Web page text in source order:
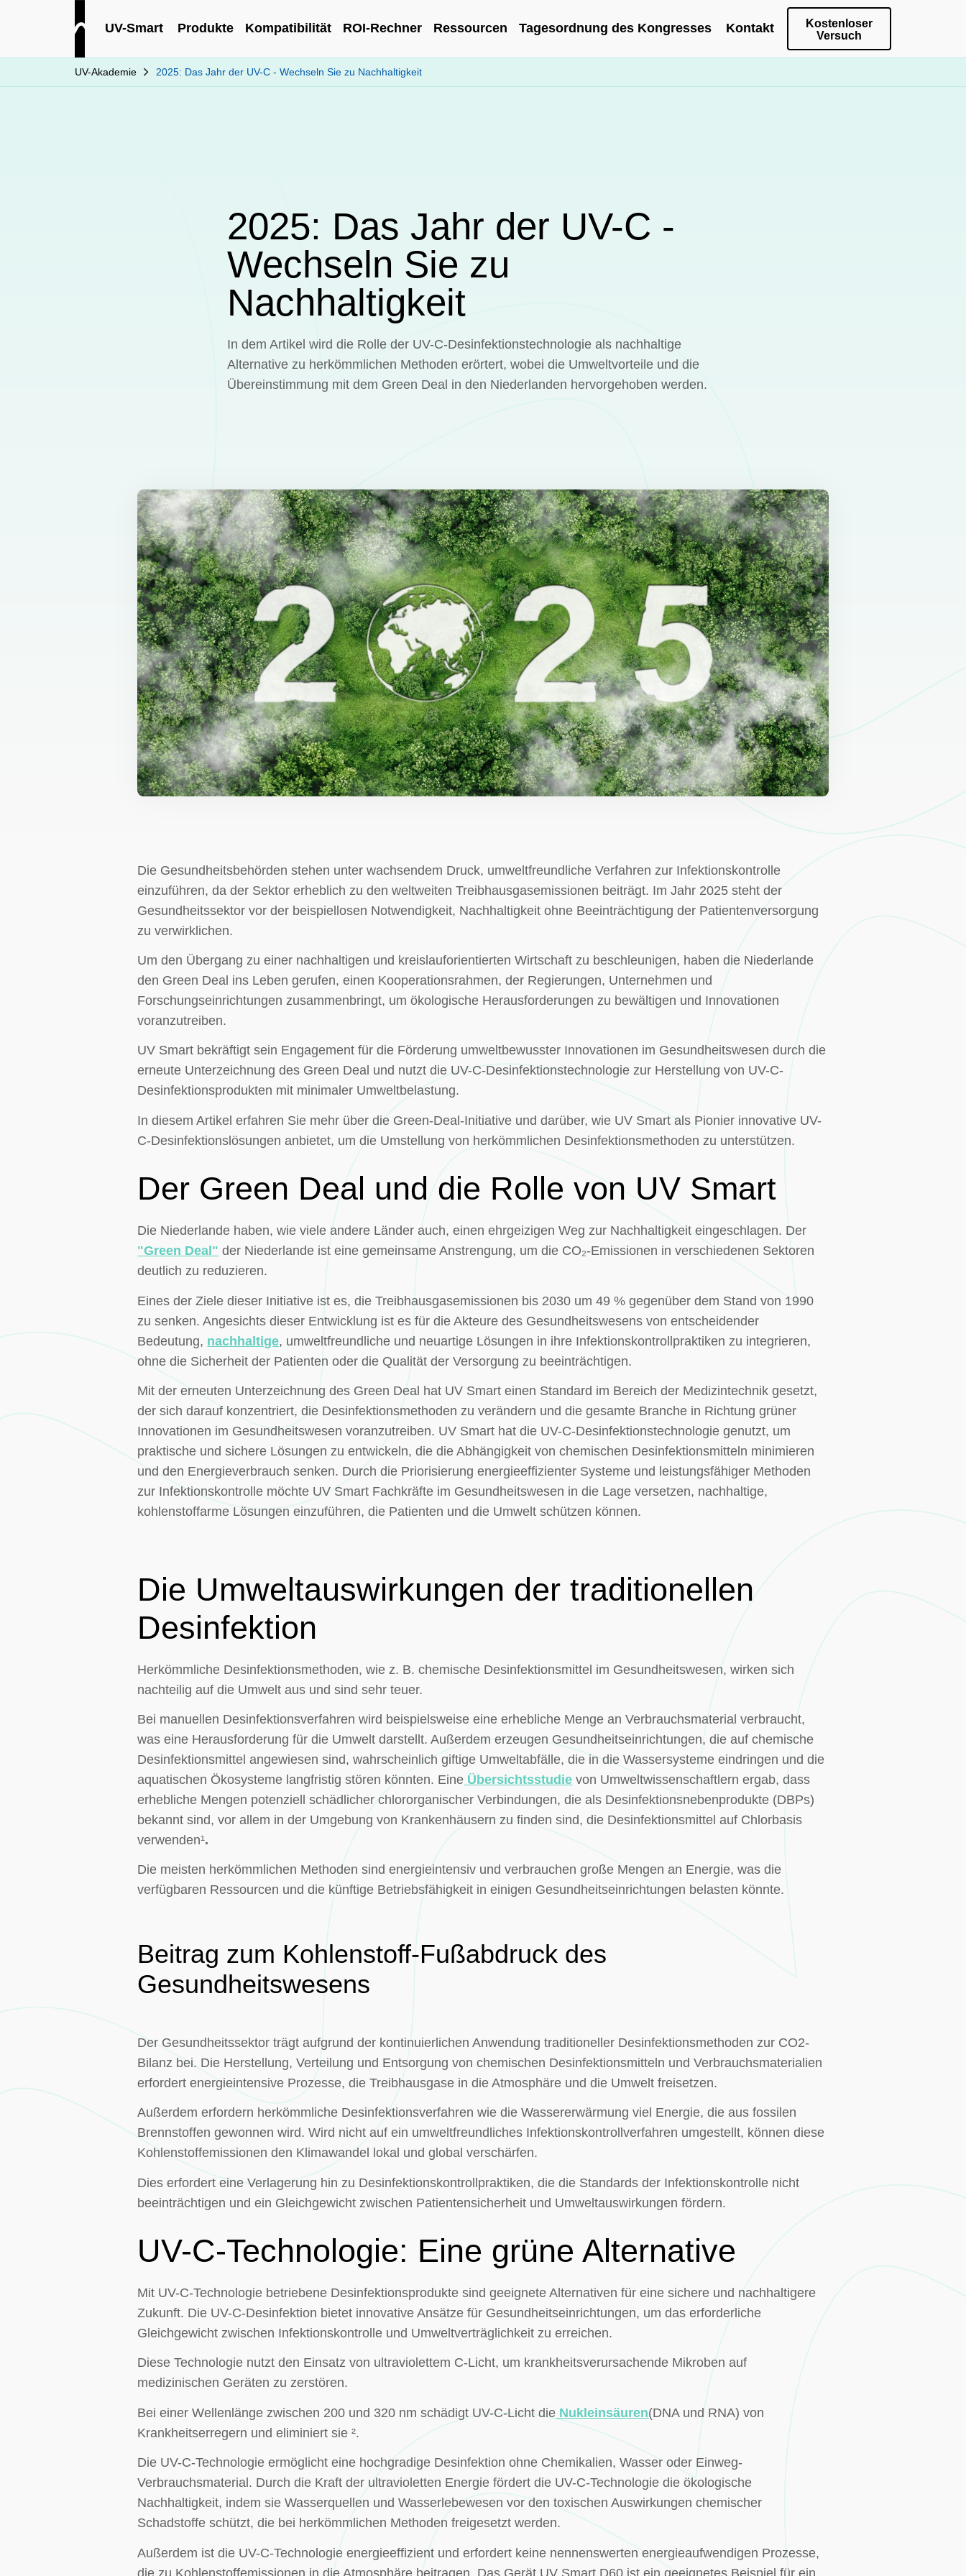
UV-Smart Produkte Kompatibilität ROI-Rechner Ressourcen Tagesordnung des Kongresses Kontakt
Kostenloser
Versuch
UV-Akademie 2025: Das Jahr der UV-C - Wechseln Sie zu Nachhaltigkeit
2025: Das Jahr der UV-C -
Wechseln Sie zu
Nachhaltigkeit
In dem Artikel wird die Rolle der UV-C-Desinfektionstechnologie als nachhaltige
Alternative zu herkömmlichen Methoden erörtert, wobei die Umweltvorteile und die
Übereinstimmung mit dem Green Deal in den Niederlanden hervorgehoben werden.
Die Gesundheitsbehörden stehen unter wachsendem Druck, umweltfreundliche Verfahren zur Infektionskontrolle
einzuführen, da der Sektor erheblich zu den weltweiten Treibhausgasemissionen beiträgt. Im Jahr 2025 steht der
Gesundheitssektor vor der beispiellosen Notwendigkeit, Nachhaltigkeit ohne Beeinträchtigung der Patientenversorgung
zu verwirklichen.
Um den Übergang zu einer nachhaltigen und kreislauforientierten Wirtschaft zu beschleunigen, haben die Niederlande
den Green Deal ins Leben gerufen, einen Kooperationsrahmen, der Regierungen, Unternehmen und
Forschungseinrichtungen zusammenbringt, um ökologische Herausforderungen zu bewältigen und Innovationen
voranzutreiben.
UV Smart bekräftigt sein Engagement für die Förderung umweltbewusster Innovationen im Gesundheitswesen durch die
erneute Unterzeichnung des Green Deal und nutzt die UV-C-Desinfektionstechnologie zur Herstellung von UV-C-
Desinfektionsprodukten mit minimaler Umweltbelastung.
In diesem Artikel erfahren Sie mehr über die Green-Deal-Initiative und darüber, wie UV Smart als Pionier innovative UV-
C-Desinfektionslösungen anbietet, um die Umstellung von herkömmlichen Desinfektionsmethoden zu unterstützen.
Der Green Deal und die Rolle von UV Smart
Die Niederlande haben, wie viele andere Länder auch, einen ehrgeizigen Weg zur Nachhaltigkeit eingeschlagen. Der
"Green Deal" der Niederlande ist eine gemeinsame Anstrengung, um die CO₂-Emissionen in verschiedenen Sektoren
deutlich zu reduzieren.
Eines der Ziele dieser Initiative ist es, die Treibhausgasemissionen bis 2030 um 49 % gegenüber dem Stand von 1990
zu senken. Angesichts dieser Entwicklung ist es für die Akteure des Gesundheitswesens von entscheidender
Bedeutung, nachhaltige, umweltfreundliche und neuartige Lösungen in ihre Infektionskontrollpraktiken zu integrieren,
ohne die Sicherheit der Patienten oder die Qualität der Versorgung zu beeinträchtigen.
Mit der erneuten Unterzeichnung des Green Deal hat UV Smart einen Standard im Bereich der Medizintechnik gesetzt,
der sich darauf konzentriert, die Desinfektionsmethoden zu verändern und die gesamte Branche in Richtung grüner
Innovationen im Gesundheitswesen voranzutreiben. UV Smart hat die UV-C-Desinfektionstechnologie genutzt, um
praktische und sichere Lösungen zu entwickeln, die die Abhängigkeit von chemischen Desinfektionsmitteln minimieren
und den Energieverbrauch senken. Durch die Priorisierung energieeffizienter Systeme und leistungsfähiger Methoden
zur Infektionskontrolle möchte UV Smart Fachkräfte im Gesundheitswesen in die Lage versetzen, nachhaltige,
kohlenstoffarme Lösungen einzuführen, die Patienten und die Umwelt schützen können.
Die Umweltauswirkungen der traditionellen
Desinfektion
Herkömmliche Desinfektionsmethoden, wie z. B. chemische Desinfektionsmittel im Gesundheitswesen, wirken sich
nachteilig auf die Umwelt aus und sind sehr teuer.
Bei manuellen Desinfektionsverfahren wird beispielsweise eine erhebliche Menge an Verbrauchsmaterial verbraucht,
was eine Herausforderung für die Umwelt darstellt. Außerdem erzeugen Gesundheitseinrichtungen, die auf chemische
Desinfektionsmittel angewiesen sind, wahrscheinlich giftige Umweltabfälle, die in die Wassersysteme eindringen und die
aquatischen Ökosysteme langfristig stören könnten. Eine Übersichtsstudie von Umweltwissenschaftlern ergab, dass
erhebliche Mengen potenziell schädlicher chlororganischer Verbindungen, die als Desinfektionsnebenprodukte (DBPs)
bekannt sind, vor allem in der Umgebung von Krankenhäusern zu finden sind, die Desinfektionsmittel auf Chlorbasis
verwenden¹.
Die meisten herkömmlichen Methoden sind energieintensiv und verbrauchen große Mengen an Energie, was die
verfügbaren Ressourcen und die künftige Betriebsfähigkeit in einigen Gesundheitseinrichtungen belasten könnte.
Beitrag zum Kohlenstoff-Fußabdruck des
Gesundheitswesens
Der Gesundheitssektor trägt aufgrund der kontinuierlichen Anwendung traditioneller Desinfektionsmethoden zur CO2-
Bilanz bei. Die Herstellung, Verteilung und Entsorgung von chemischen Desinfektionsmitteln und Verbrauchsmaterialien
erfordert energieintensive Prozesse, die Treibhausgase in die Atmosphäre und die Umwelt freisetzen.
Außerdem erfordern herkömmliche Desinfektionsverfahren wie die Wassererwärmung viel Energie, die aus fossilen
Brennstoffen gewonnen wird. Wird nicht auf ein umweltfreundliches Infektionskontrollverfahren umgestellt, können diese
Kohlenstoffemissionen den Klimawandel lokal und global verschärfen.
Dies erfordert eine Verlagerung hin zu Desinfektionskontrollpraktiken, die die Standards der Infektionskontrolle nicht
beeinträchtigen und ein Gleichgewicht zwischen Patientensicherheit und Umweltauswirkungen fördern.
UV-C-Technologie: Eine grüne Alternative
Mit UV-C-Technologie betriebene Desinfektionsprodukte sind geeignete Alternativen für eine sichere und nachhaltigere
Zukunft. Die UV-C-Desinfektion bietet innovative Ansätze für Gesundheitseinrichtungen, um das erforderliche
Gleichgewicht zwischen Infektionskontrolle und Umweltverträglichkeit zu erreichen.
Diese Technologie nutzt den Einsatz von ultraviolettem C-Licht, um krankheitsverursachende Mikroben auf
medizinischen Geräten zu zerstören.
Bei einer Wellenlänge zwischen 200 und 320 nm schädigt UV-C-Licht die Nukleinsäuren(DNA und RNA) von
Krankheitserregern und eliminiert sie ².
Die UV-C-Technologie ermöglicht eine hochgradige Desinfektion ohne Chemikalien, Wasser oder Einweg-
Verbrauchsmaterial. Durch die Kraft der ultravioletten Energie fördert die UV-C-Technologie die ökologische
Nachhaltigkeit, indem sie Wasserquellen und Wasserlebewesen vor den toxischen Auswirkungen chemischer
Schadstoffe schützt, die bei herkömmlichen Methoden freigesetzt werden.
Außerdem ist die UV-C-Technologie energieeffizient und erfordert keine nennenswerten energieaufwendigen Prozesse,
die zu Kohlenstoffemissionen in die Atmosphäre beitragen. Das Gerät UV Smart D60 ist ein geeignetes Beispiel für ein